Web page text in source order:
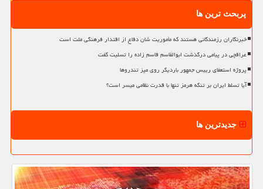
پربحث ترین ها
خبرنگاران رزمندگانی هستند که مأموریت شان دفاع از اقتدار فرهنگی ملت است
عراقچی در پیامی درگذشت ابوالقاسم قاسم زاده را تسلیت گفت
پروژه استعفای رییس جمهور باردیگر روی میز تندروها
آیا تسلط ایران بر تنگه هرمز تنها با قدرت نظامی میسر است؟
جدیدترین ها